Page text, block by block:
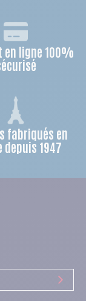
en ligne 100%
fabriqués en
depuis 1947